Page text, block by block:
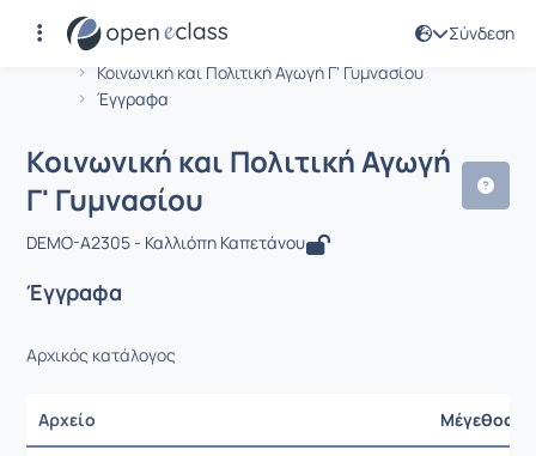
Σύνδεση
Αρχική Σελίδα
Κοινωνική και Πολιτική Αγωγή Γ' Γυμνασίου
Έγγραφα
Μάθημα : Κοινωνική και Πολιτική
Κοινωνική και Πολιτική Αγωγή
Γ' Γυμνασίου
DEMO-A2305 - Καλλιόπη Καπετάνου
Έγγραφα
Αρχικός κατάλογος
Αρχείο Μέγεθος